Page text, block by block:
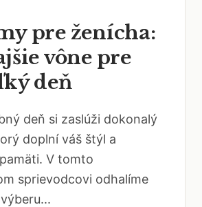
pre ženícha:
vône pre
deň
deň si zaslúži dokonalý
doplní váš štýl a
V tomto
sprievodcovi odhalíme